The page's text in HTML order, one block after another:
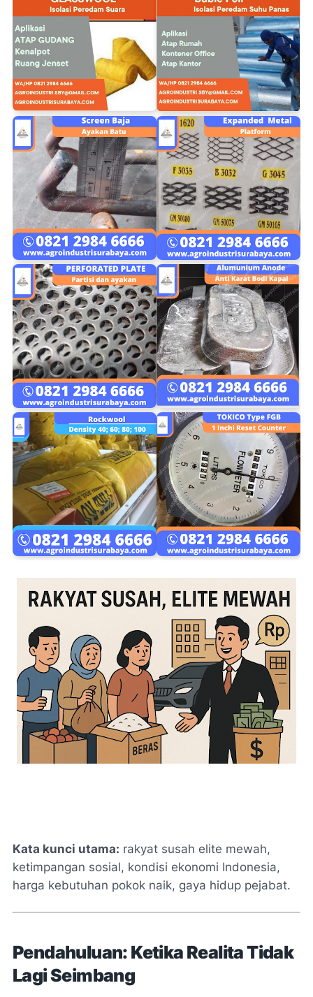
Kata kunci utama: rakyat susah elite mewah,
ketimpangan sosial, kondisi ekonomi Indonesia,
harga kebutuhan pokok naik, gaya hidup pejabat.
Pendahuluan: Ketika Realita Tidak
Lagi Seimbang